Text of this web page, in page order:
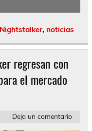
Nightstalker, noticias
regresan con
el mercado
Deja un comentario